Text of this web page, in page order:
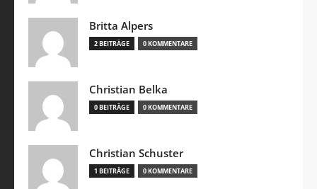
Britta Alpers
2 BEITRÄGE 0 KOMMENTARE
Christian Belka
0 BEITRÄGE 0 KOMMENTARE
Christian Schuster
1 BEITRÄGE 0 KOMMENTARE